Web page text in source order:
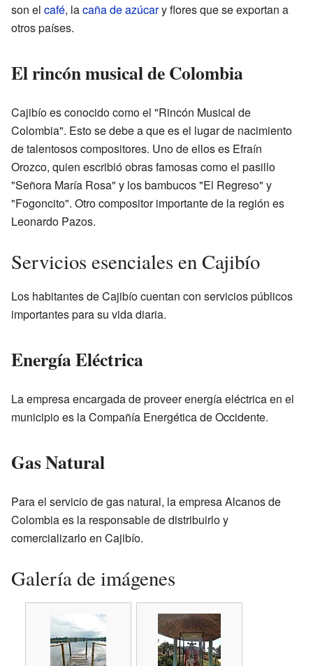
son el café, lacaña de azúcary flores que se exportan a
otros países.
El rincón musical de Colombia
Cajibío es conocido como el "Rincón Musical de
Colombia". Esto se debe a que es el lugar de nacimiento
de talentosos compositores. Uno de ellos es Efraín
Orozco, quien escribió obras famosas como el pasillo
"Señora María Rosa" y los bambucos "El Regreso" y
"Fogoncito". Otro compositor importante de la región es
Leonardo Pazos.
Servicios esenciales en Cajibío
Los habitantes de Cajibío cuentan con servicios públicos
importantes para su vida diaria.
Energía Eléctrica
La empresa encargada de proveer energía eléctrica en el
municipio es la Compañía Energética de Occidente.
Gas Natural
Para el servicio de gas natural, la empresa Alcanos de
Colombia es la responsable de distribuirlo y
comercializarlo en Cajibío.
Galería de imágenes